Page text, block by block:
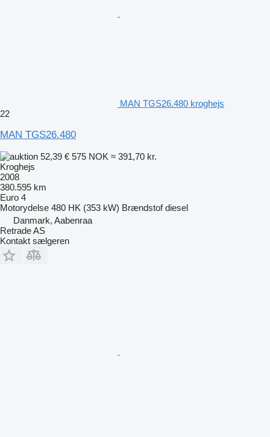
MAN TGS26.480 kroghejs
22
MAN TGS26.480
52,39 € 575 NOK ≈ 391,70 kr.
Kroghejs
2008
380.595 km
Euro 4
Motorydelse 480 HK (353 kW) Brændstof diesel
Danmark, Aabenraa
Retrade AS
Kontakt sælgeren